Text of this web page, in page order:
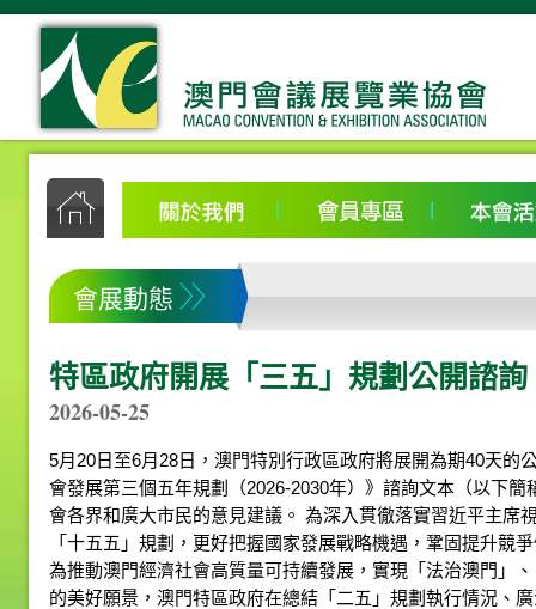
會展動態
特區政府開展「三五」規劃公開諮詢
2026-05-25
5月20日至6月28日，澳門特別行政區政府將展開為期40天的
會發展第三個五年規劃（2026-2030年）》諮詢文本（以下
會各界和廣大市民的意見建議。 為深入貫徹落實習近平主席
「十五五」規劃，更好把握國家發展戰略機遇，鞏固提升競
為推動澳門經濟社會高質量可持續發展，實現「法治澳門」
的美好願景，澳門特區政府在總結「二五」規劃執行情況、